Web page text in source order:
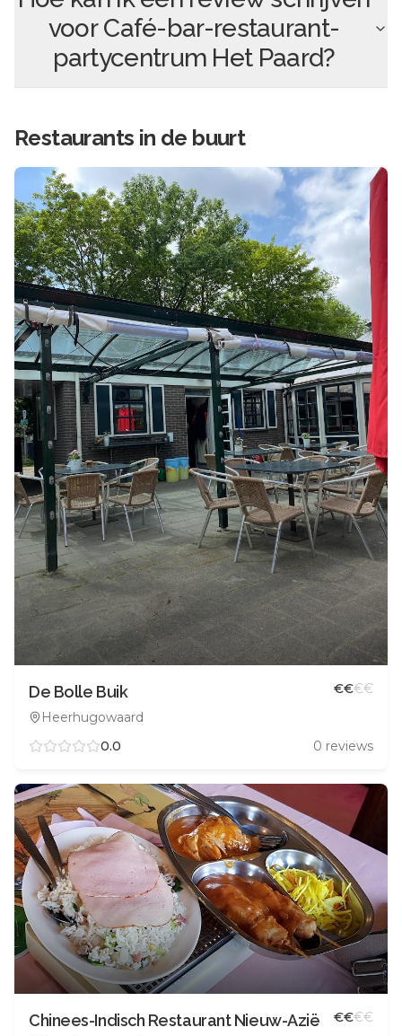
voorCafé-bar-restaurant-
partycentrum Het Paard?
Restaurants in de buurt
De Bolle Buik
Heerhugowaard
€€€€
0.0 0 reviews
Chinees-Indisch Restaurant Nieuw-Azië €€€€